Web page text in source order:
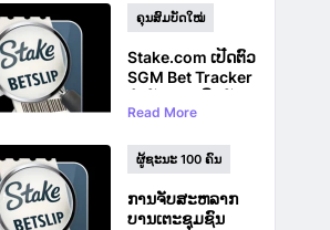
ຄຸນສົມບັດໃໝ່
Stake.com ເປີດຕົວ
SGM Bet Tracker
ຫຼາຍເກມດຽວກັນ
Read More
ຜູ້ຊະນະ 100 ຄົນ
ການຈັບສະຫລາກ
ບານເຕະຊຸມຊົນ